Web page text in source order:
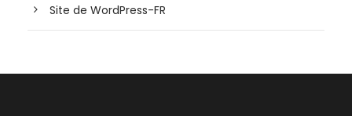
Site de WordPress-FR